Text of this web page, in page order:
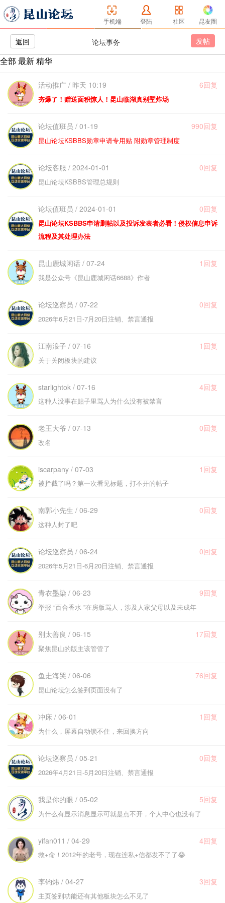
手机端 登陆 社区 昆友圈
返回 论坛事务 发帖
全部 最新精华
活动推广 / 昨天 10:19 6回复
夯爆了！赠送面积惊人！昆山临湖真别墅炸场
论坛值班员 / 01-19 990回复
昆山论坛KSBBS勋章申请专用贴 附勋章管理制度
论坛客服 / 2024-01-01 0回复
昆山论坛KSBBS管理总规则
论坛值班员 / 2024-01-01 0回复
昆山论坛KSBBS申请删帖以及投诉发表者必看！侵权信息申诉
流程及其处理办法
昆山鹿城闲话 / 07-24 1回复
我是公众号《昆山鹿城闲话6688》作者
论坛巡察员 / 07-22 0回复
2026年6月21日-7月20日注销、禁言通报
江南浪子 / 07-16 1回复
关于关闭板块的建议
starlightok / 07-16 4回复
这种人没事在贴子里骂人为什么没有被禁言
老王大爷 / 07-13 0回复
改名
iscarpany / 07-03 1回复
被拦截了吗？第一次看见标题，打不开的帖子
南郭小先生 / 06-29 0回复
这种人封了吧
论坛巡察员 / 06-24 0回复
2026年5月21日-6月20日注销、禁言通报
青衣墨染 / 06-23 9回复
举报 “百合香水 ”在房版骂人，涉及人家父母以及未成年
别太善良 / 06-15 17回复
聚焦昆山的版主该管管了
鱼走海哭 / 06-06 76回复
昆山论坛怎么签到页面没有了
冲床 / 06-01 1回复
为什么，屏幕自动锁不住，来回换方向
论坛巡察员 / 05-21 0回复
2026年4月21日-5月20日注销、禁言通报
我是你的眼 / 05-02 5回复
为什么有显示消息显示可就是点不开，个人中心也没有了
yifan011 / 04-29 4回复
救+命！2012年的老号，现在连私+信都发不了了😂
李钧炜 / 04-27 3回复
主页签到功能还有其他板块怎么不见了